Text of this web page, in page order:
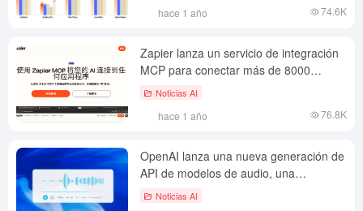
hace 1 año 74.6K
Zapier lanza un servicio de integración
MCP para conectar más de 8000
aplicaciones
Noticias AI
hace 1 año 76.8K
OpenAI lanza una nueva generación de
API de modelos de audio, una
importante actualización de la
Noticias AI